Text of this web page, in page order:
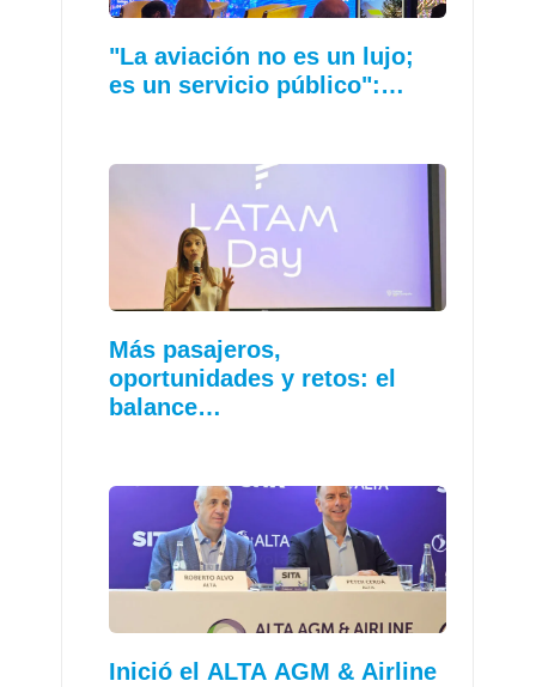
"La aviación no es un lujo;
es un servicio público":…
Más pasajeros,
oportunidades y retos: el
balance…
Inició el ALTA AGM & Airline